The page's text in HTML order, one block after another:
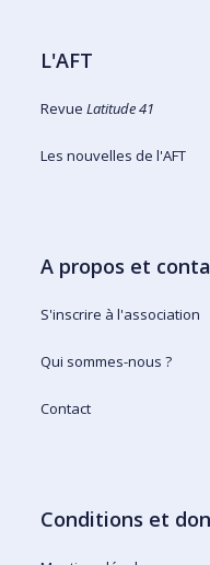
L'AFT
RevueLatitude 41
Les nouvelles de l'AFT
A propos et
S'inscrire à l'association
Qui sommes-nous ?
Contact
Conditions et